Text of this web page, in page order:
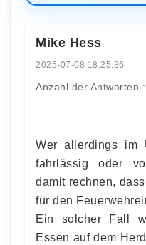
Mike Hess
2025-07-08 18:25:36
Anzahl der Antworten :
Wer allerdings im
fahrlässig oder
damit rechnen,
für den
Ein solcher Fall
Essen auf dem